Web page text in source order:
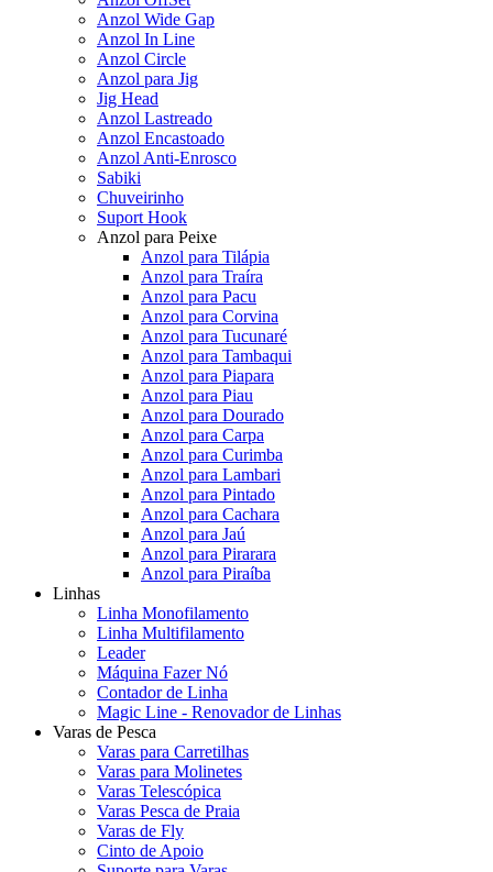
Anzol Wide Gap
Anzol In Line
Anzol Circle
Anzol para Jig
Jig Head
Anzol Lastreado
Anzol Encastoado
Anzol Anti-Enrosco
Sabiki
Chuveirinho
Suport Hook
Anzol para Peixe
Anzol para Tilápia
Anzol para Traíra
Anzol para Pacu
Anzol para Corvina
Anzol para Tucunaré
Anzol para Tambaqui
Anzol para Piapara
Anzol para Piau
Anzol para Dourado
Anzol para Carpa
Anzol para Curimba
Anzol para Lambari
Anzol para Pintado
Anzol para Cachara
Anzol para Jaú
Anzol para Pirarara
Anzol para Piraíba
Linhas
Linha Monofilamento
Linha Multifilamento
Leader
Máquina Fazer Nó
Contador de Linha
Magic Line - Renovador de Linhas
Varas de Pesca
Varas para Carretilhas
Varas para Molinetes
Varas Telescópica
Varas Pesca de Praia
Varas de Fly
Cinto de Apoio